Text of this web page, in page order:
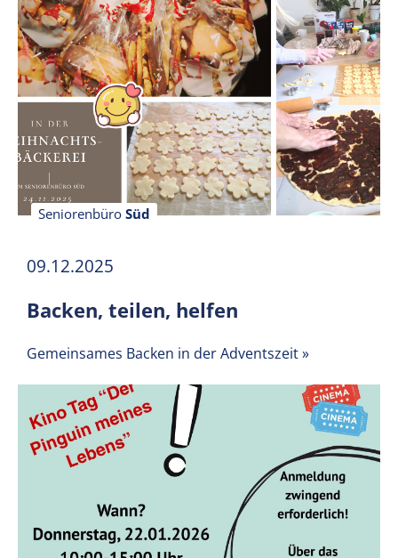
Seniorenbüro Süd
09.12.2025
Backen, teilen, helfen
Gemeinsames Backen in der Adventszeit»